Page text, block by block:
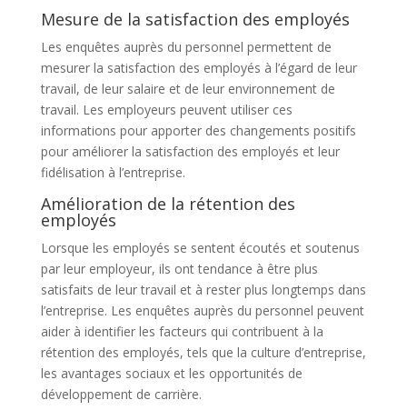
Mesure de la satisfaction des employés
Les enquêtes auprès du personnel permettent de
mesurer la satisfaction des employés à l’égard de leur
travail, de leur salaire et de leur environnement de
travail. Les employeurs peuvent utiliser ces
informations pour apporter des changements positifs
pour améliorer la satisfaction des employés et leur
fidélisation à l’entreprise.
Amélioration de la rétention des
employés
Lorsque les employés se sentent écoutés et soutenus
par leur employeur, ils ont tendance à être plus
satisfaits de leur travail et à rester plus longtemps dans
l’entreprise. Les enquêtes auprès du personnel peuvent
aider à identifier les facteurs qui contribuent à la
rétention des employés, tels que la culture d’entreprise,
les avantages sociaux et les opportunités de
développement de carrière.